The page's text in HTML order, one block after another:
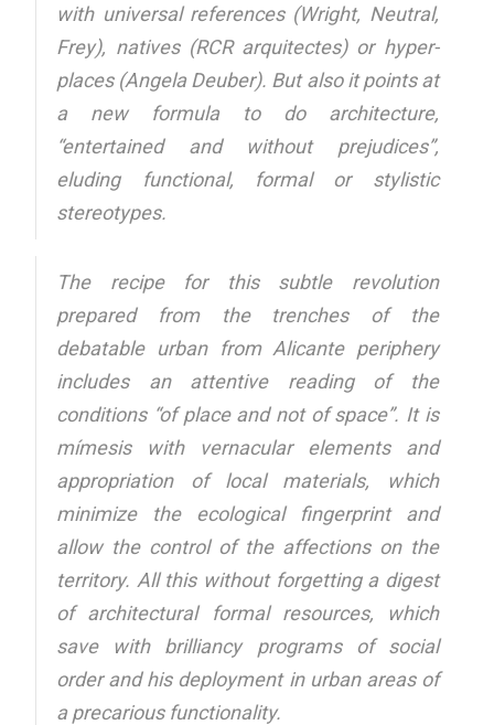
with universal references (Wright, Neutral,
Frey), natives (RCR arquitectes) or hyper-
places (Angela Deuber). But also it points at
a new formula to do architecture,
“entertained and without prejudices”,
eluding functional, formal or stylistic
stereotypes.
The recipe for this subtle revolution
prepared from the trenches of the
debatable urban from Alicante periphery
includes an attentive reading of the
conditions “of place and not of space”. It is
mímesis with vernacular elements and
appropriation of local materials, which
minimize the ecological fingerprint and
allow the control of the affections on the
territory. All this without forgetting a digest
of architectural formal resources, which
save with brilliancy programs of social
order and his deployment in urban areas of
a precarious functionality.